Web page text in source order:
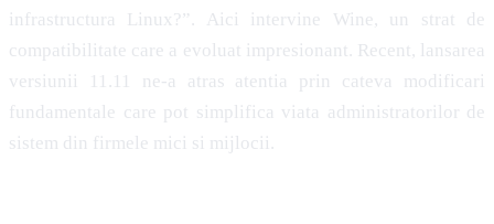
infrastructura Linux?”. Aici intervine Wine, un strat de
compatibilitate care a evoluat impresionant. Recent, lansarea
versiunii 11.11 ne-a atras atentia prin cateva modificari
fundamentale care pot simplifica viata administratorilor de
sistem din firmele mici si mijlocii.